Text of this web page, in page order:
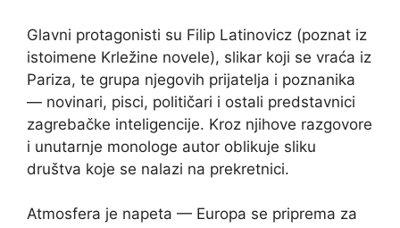
Glavni protagonisti su Filip Latinovicz (poznat iz
istoimene Krležine novele), slikar koji se vraća iz
Pariza, te grupa njegovih prijatelja i poznanika
— novinari, pisci, političari i ostali predstavnici
zagrebačke inteligencije. Kroz njihove razgovore
i unutarnje monologe autor oblikuje sliku
društva koje se nalazi na prekretnici.
Atmosfera je napeta — Europa se priprema za